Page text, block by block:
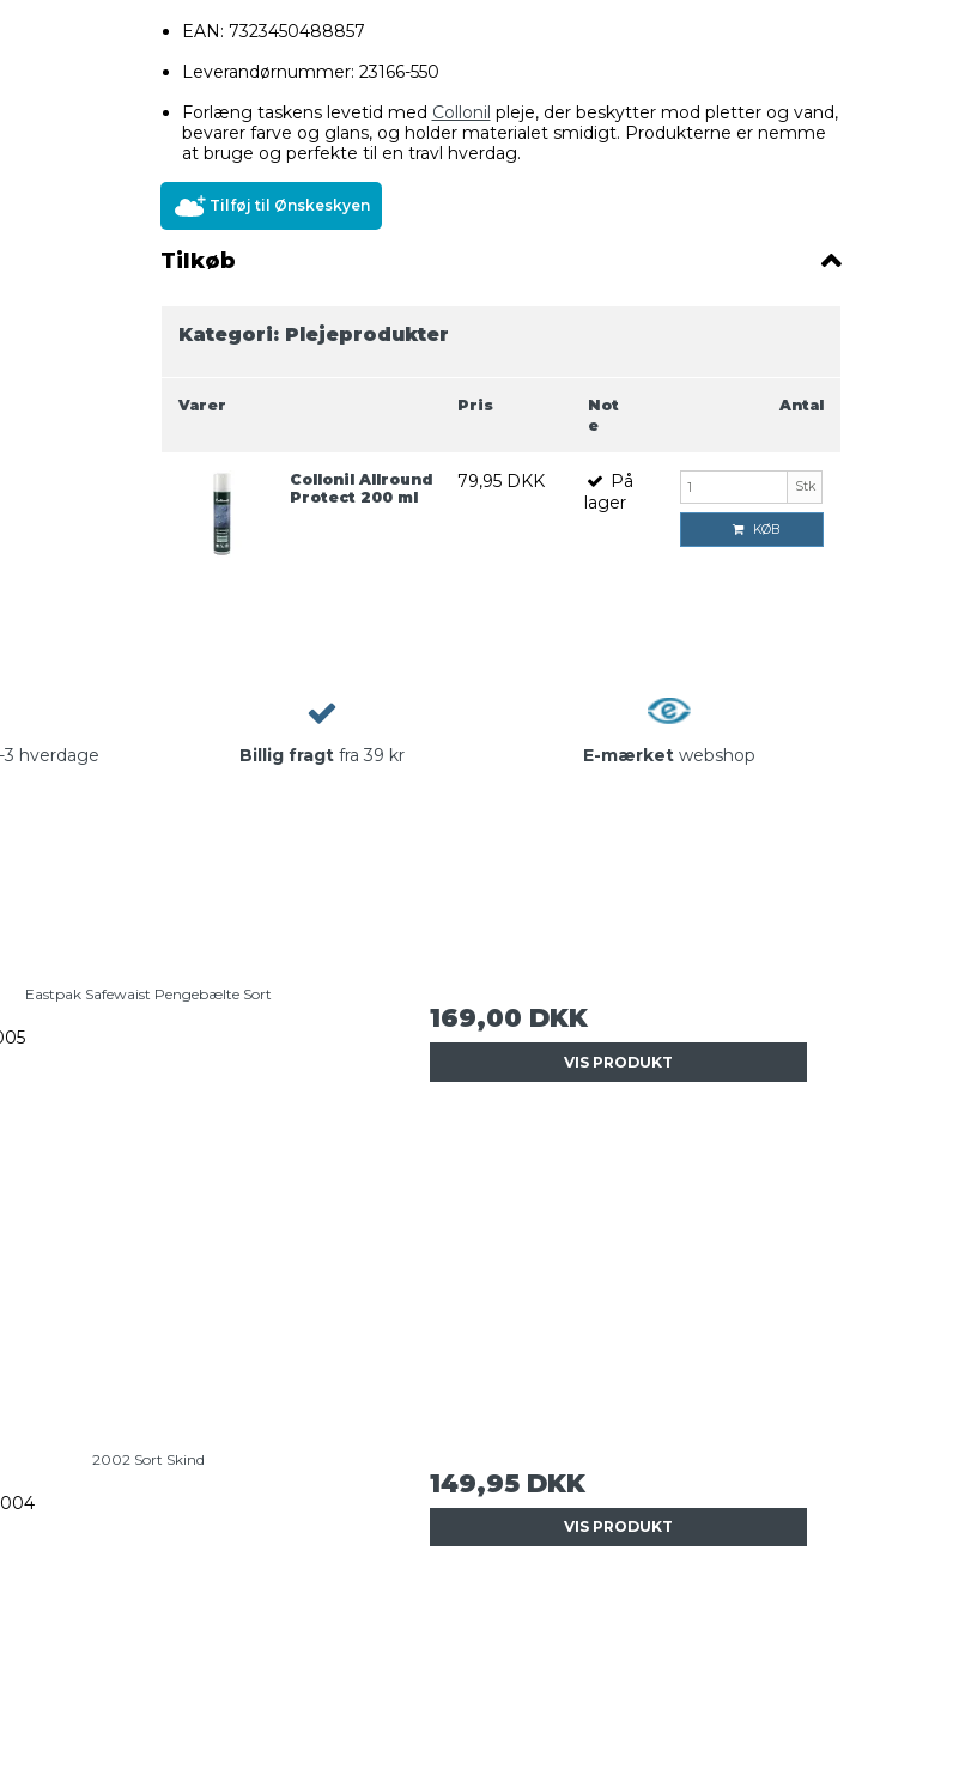
EAN: 7323450488857
Leverandørnummer: 23166-550
Forlæng taskens levetid med Collonil pleje, der beskytter mod pletter og vand,
bevarer farve og glans, og holder materialet smidigt. Produkterne er nemme
at bruge og perfekte til en travl hverdag.
Tilføj til Ønskeskyen
Tilkøb
Kategori: Plejeprodukter
Varer Pris
Not
e
Antal
Collonil Allround
Protect 200 ml
79,95 DKK
På
lager
Stk
KØB
3 hverdage Billig fragt fra 39 kr E-mærket webshop
Eastpak Safewaist Pengebælte Sort
169,00 DKK
VIS PRODUKT
2002 Sort Skind
149,95 DKK
VIS PRODUKT